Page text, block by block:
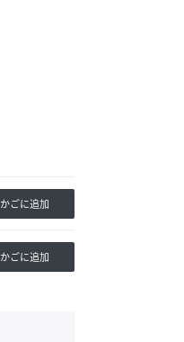
かごに追加
かごに追加